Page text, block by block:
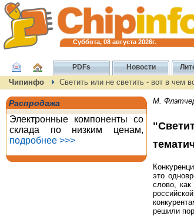
Суббота, 08 августа 2026г.
PDFs Новости
Чипинфо Светить или не светить - вот в чем
Распродажа
Электронные компоненты со
склада по низким ценам,
подробнее >>>
М.
это
слово,
решили